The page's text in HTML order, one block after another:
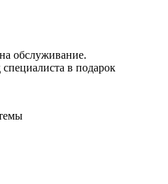
обслуживание.
в подарок